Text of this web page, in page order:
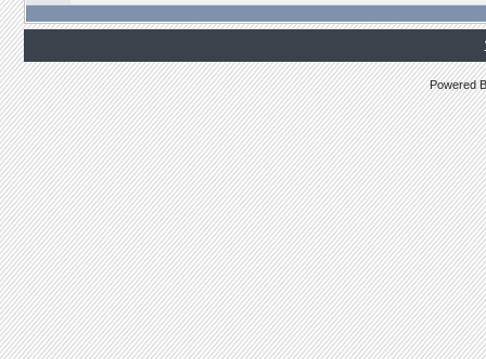
Powered